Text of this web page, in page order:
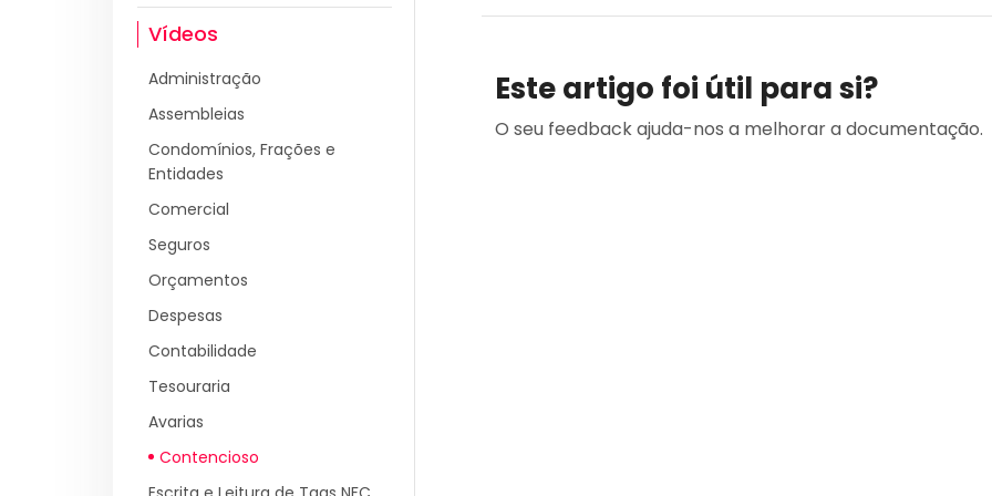
Vídeos
Administração
Assembleias
Condomínios, Frações e
Entidades
Comercial
Seguros
Orçamentos
Despesas
Contabilidade
Tesouraria
Avarias
Contencioso
Este artigo foi útil para si?
O seu feedback ajuda-nos a melhorar a documentação.